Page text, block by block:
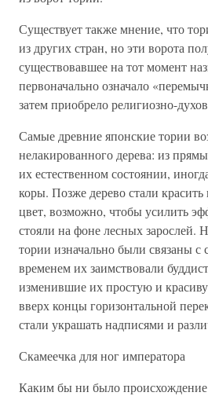
Существует также мнение, что
из других стран, но эти ворота
существовавшее на тот момент
первоначально означало
затем приобрело религиозно-
Самые древние японские тории
нелакированного дерева: из
их естественном состоянии,
коры. Позже дерево стали красить
цвет, возможно, чтобы усилить
стояли на фоне лесных зарослей.
тории изначально были связаны с
временем их заимствовали
изменившие их простую и
вверх концы горизонтальной
стали украшать надписями и
Скамеечка для ног императора
Каким бы ни было происхождение